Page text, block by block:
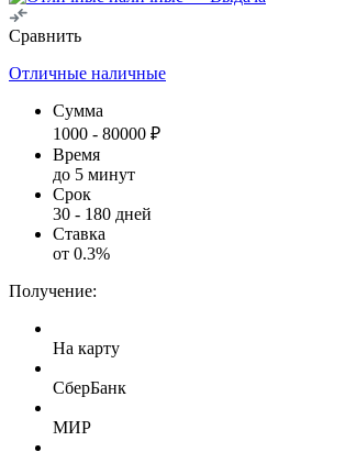
Сравнить
Отличные наличные
Сумма
1000 - 80000 ₽
Время
до 5 минут
Срок
30 - 180 дней
Ставка
от 0.3%
Получение:
На карту
СберБанк
МИР